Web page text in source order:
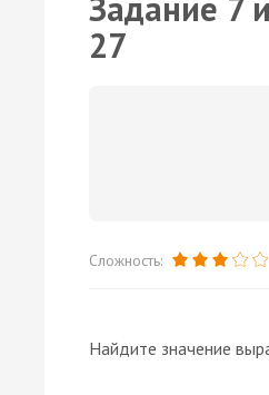
27
Сложность:
Найдите значение